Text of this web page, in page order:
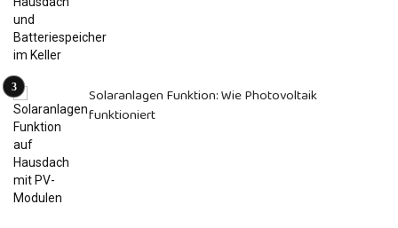
Solaranlagen Funktion: Wie Photovoltaik
funktioniert